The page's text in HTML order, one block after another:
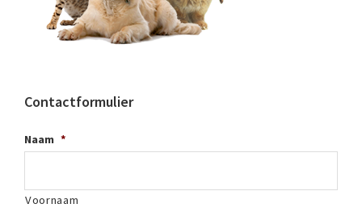
Contactformulier
Naam *
Voornaam